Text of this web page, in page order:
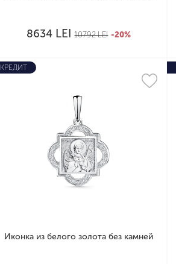
8634 LEI 10792LEI -20%
КРЕДИТ
Иконка из белого золота без камней